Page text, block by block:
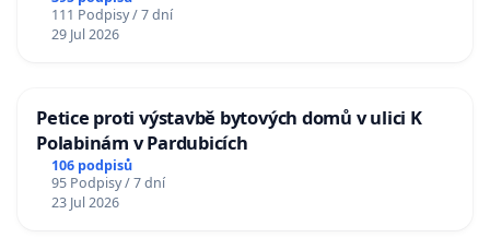
111 Podpisy / 7 dní
29 Jul 2026
Petice proti výstavbě bytových domů v ulici K
Polabinám v Pardubicích
106 podpisů
95 Podpisy / 7 dní
23 Jul 2026